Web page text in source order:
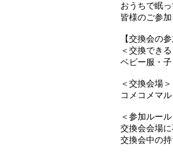
おうちで眠
皆様のご参
【交換会の
＜交換でき
ベビー服・
＜交換会場＞
コメコメマ
＜参加ルール
交換会会場
交換会中の